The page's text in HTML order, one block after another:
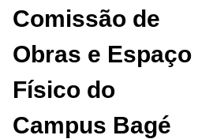
Comissão de
Obras e Espaço
Físico do
Campus Bagé